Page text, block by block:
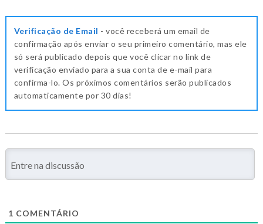
Verificação de Email - você receberá um email de
confirmação após enviar o seu primeiro comentário, mas ele
só será publicado depois que você clicar no link de
verificação enviado para a sua conta de e-mail para
confirma-lo. Os próximos comentários serão publicados
automaticamente por 30 dias!
1 COMENTÁRIO